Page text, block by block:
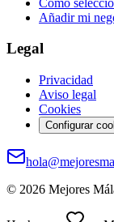
Añadir mi
Legal
Privacidad
Aviso legal
Cookies
Configurar
© 2026 Mejores